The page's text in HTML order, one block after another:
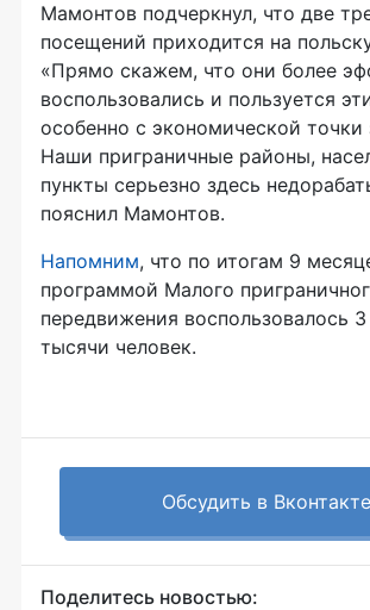
Мамонтов подчеркнул, что две
посещений приходится на
«Прямо скажем, что они более
воспользовались и пользуется
особенно с экономической точки
Наши приграничные районы,
пункты серьезно здесь
пояснил Мамонтов.
Напомним, что по итогам 9
программой Малого
передвижения воспользовалось
тысячи человек.
Обсудить в Вконтакте
Поделитесь новостью: